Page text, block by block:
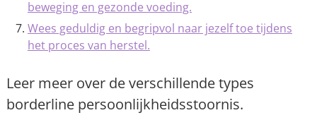
beweging en gezonde voeding.
Wees geduldig en begripvol naar jezelf toe tijdens
het proces van herstel.
Leer meer over de verschillende types
borderline persoonlijkheidsstoornis.